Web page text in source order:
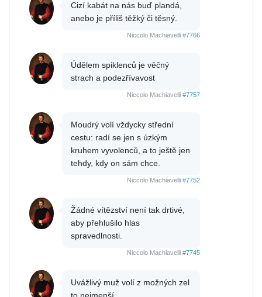
Cizí kabát na nás buď plandá,
anebo je příliš těžký či těsný.
Niccolo Machiavelli #7766
Údělem spiklenců je věčný
strach a podezřívavost
Niccolo Machiavelli #7757
Moudrý volí vždycky střední
cestu: radí se jen s úzkým
kruhem vyvolenců, a to ještě jen
tehdy, kdy on sám chce.
Niccolo Machiavelli #7752
Žádné vítězství není tak drtivé,
aby přehlušilo hlas
spravedlnosti.
Niccolo Machiavelli #7745
Uvážlivý muž volí z možných zel